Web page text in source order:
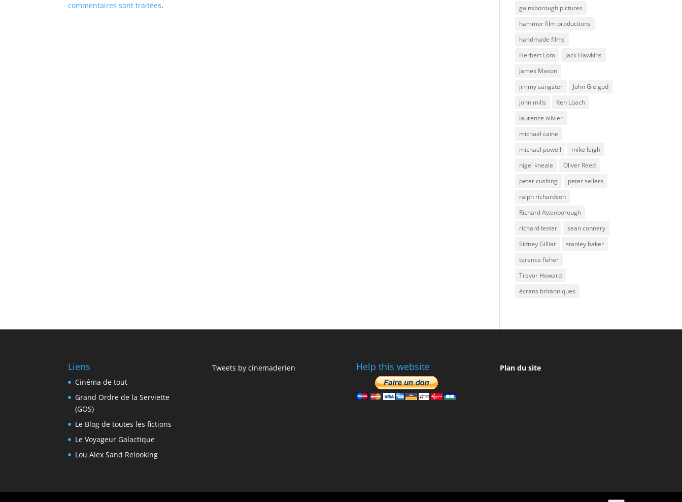
commentaires sont traitées.
gainsborough pictures
hammer film productions
handmade films
Herbert Lom
Jack Hawkins
James Mason
jimmy sangster
John Gielgud
john mills
Ken Loach
laurence olivier
michael caine
michael powell
mike leigh
nigel kneale
Oliver Reed
peter cushing
peter sellers
ralph richardson
Richard Attenborough
richard lester
sean connery
Sidney Gilliat
stanley baker
terence fisher
Trevor Howard
écrans britanniques
Liens
Cinéma de tout
Grand Ordre de la Serviette
(GOS)
Le Blog de toutes les fictions
Le Voyageur Galactique
Lou Alex Sand Relooking
Tweets by cinemaderien Help this website Plan du site